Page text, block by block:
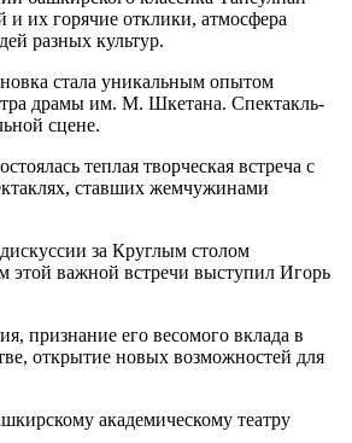
их горячие отклики, атмосфера
разных культур.
стала уникальным опытом
драмы им. М. Шкетана. Спектакль-
сцене.
теплая творческая встреча с
ставших жемчужинами
за Круглым столом
этой важной встречи выступил Игорь
признание его весомого вклада в
открытие новых возможностей для
академическому театру